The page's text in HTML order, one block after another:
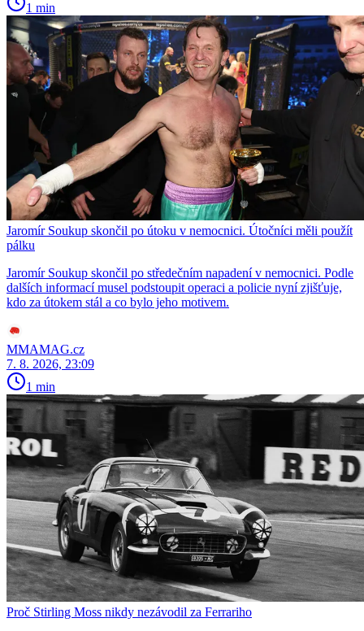
1 min
Jaromír Soukup skončil po útoku v nemocnici. Útočníci měli použít
pálku
Jaromír Soukup skončil po středečním napadení v nemocnici. Podle
dalších informací musel podstoupit operaci a policie nyní zjišťuje,
kdo za útokem stál a co bylo jeho motivem.
MMAMAG.cz
7. 8. 2026, 23:09
1 min
Proč Stirling Moss nikdy nezávodil za Ferrariho